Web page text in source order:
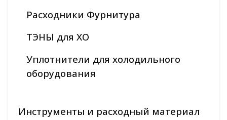
Расходники Фурнитура
ТЭНЫ для ХО
Уплотнители для холодильного
оборудования
Инструменты и расходный материал